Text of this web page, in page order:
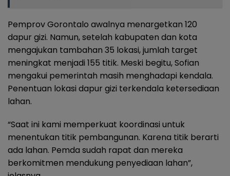
Pemprov Gorontalo awalnya menargetkan 120
dapur gizi. Namun, setelah kabupaten dan kota
mengajukan tambahan 35 lokasi, jumlah target
meningkat menjadi 155 titik. Meski begitu, Sofian
mengakui pemerintah masih menghadapi kendala.
Penentuan lokasi dapur gizi terkendala ketersediaan
lahan.
“Saat ini kami memperkuat koordinasi untuk
menentukan titik pembangunan. Karena titik berarti
ada lahan. Pemda sudah rapat dan mereka
berkomitmen mendukung penyediaan lahan”,